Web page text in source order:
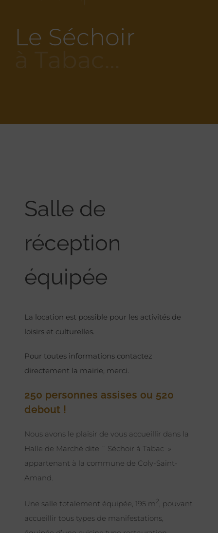
Le Séchoir
Salle de
réception
équipée
La location est possible pour les activités de
loisirs et culturelles.
Pour toutes informations contactez
directement la mairie, merci.
250 personnes assises ou 520
debout !
Nous avons le plaisir de vous accueillir dans la
Halle de Marché dite ¨ Séchoir à Tabac »
appartenant à la commune de Coly-Saint-
Amand.
Une salle totalement équipée, 195 m2, pouvant
accueillir tous types de manifestations,